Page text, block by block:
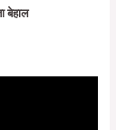
बेहाल